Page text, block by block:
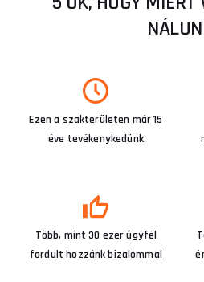
Ezen a szakterületen már 15
éve tevékenykedünk
Több, mint 30 ezer ügyfél
fordult hozzánk bizalommal